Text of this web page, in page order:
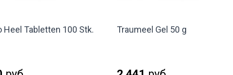
Heel Tabletten 100 Stk. Traumeel Gel 50 g